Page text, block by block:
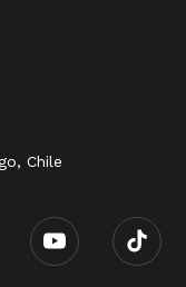
Chile